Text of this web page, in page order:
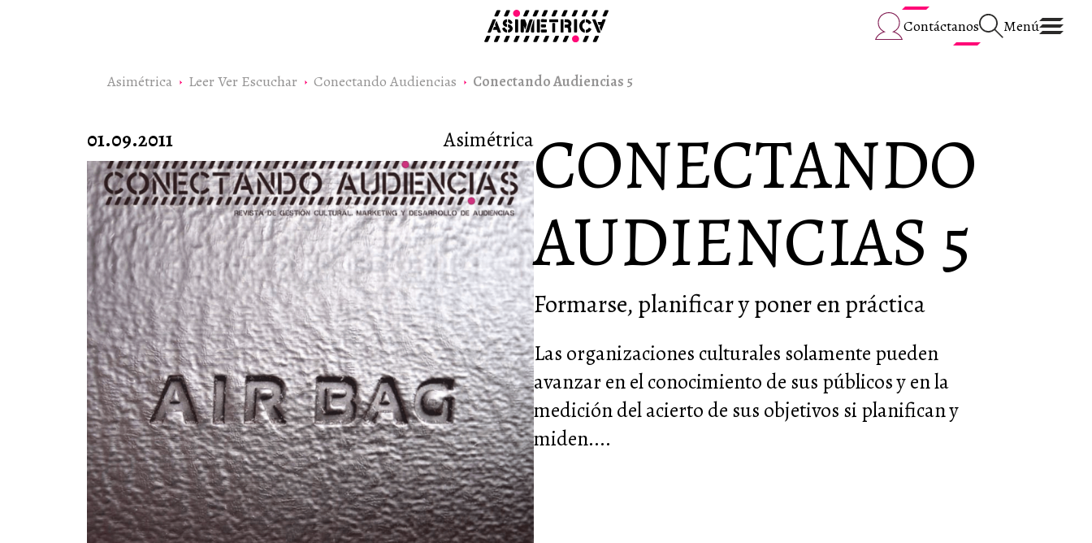
Contáctanos Menú
Asimétrica Leer Ver Escuchar Conectando Audiencias Conectando Audiencias 5
01.09.2011 AsimétricaCONECTANDO
AUDIENCIAS 5
Formarse, planificar y poner en práctica
Las organizaciones culturales solamente pueden
avanzar en el conocimiento de sus públicos y en la
medición del acierto de sus objetivos si planifican y
miden....